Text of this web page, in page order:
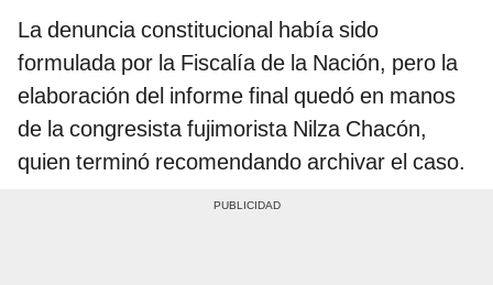
La denuncia constitucional había sido
formulada por la Fiscalía de la Nación, pero la
elaboración del informe final quedó en manos
de la congresista fujimorista Nilza Chacón,
quien terminó recomendando archivar el caso.